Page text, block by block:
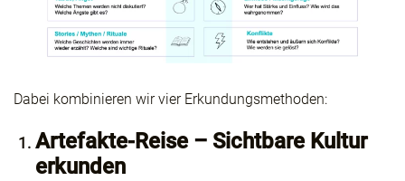
Dabei kombinieren wir vier Erkundungsmethoden:
Artefakte-Reise – Sichtbare Kultur
erkunden